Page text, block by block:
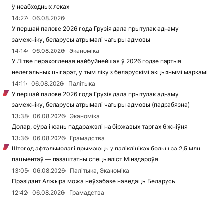
ў неабходных леках
14:27
06.08.2026
У першай палове 2026 года Грузія дала прытулак аднаму
замежніку, беларусы атрымалі чатыры адмовы
14:14
06.08.2026
Эканоміка
У Літве перахопленая найбуйнейшая ў 2026 годзе партыя
нелегальных цыгарэт, у тым ліку з беларускімі акцызнымі маркамі
14:11
06.08.2026
Палітыка
У першай палове 2026 года Грузія дала прытулак аднаму
замежніку, беларусы атрымалі чатыры адмовы (падрабязна)
13:38
06.08.2026
Эканоміка
Долар, еўра і юань падаражэлі на біржавых таргах 6 жніўня
13:36
06.08.2026
Грамадства
Штогод афтальмолагі прымаюць у паліклініках больш за 2,5 млн
пацыентаў — пазаштатны спецыяліст Мінздароўя
13:05
06.08.2026
Палітыка, Эканоміка
Прэзідэнт Алжыра можа неўзабаве наведаць Беларусь
12:42
06.08.2026
Грамадства